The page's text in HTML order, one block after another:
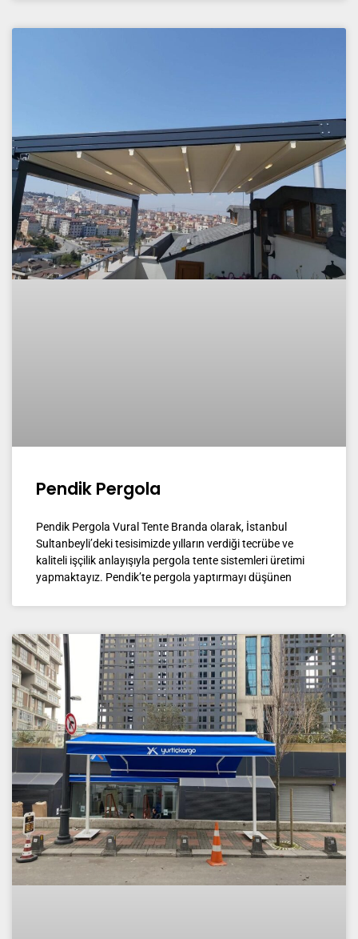
Pendik Pergola
Pendik Pergola Vural Tente Branda olarak, İstanbul
Sultanbeyli’deki tesisimizde yılların verdiği tecrübe ve
kaliteli işçilik anlayışıyla pergola tente sistemleri üretimi
yapmaktayız. Pendik’te pergola yaptırmayı düşünen